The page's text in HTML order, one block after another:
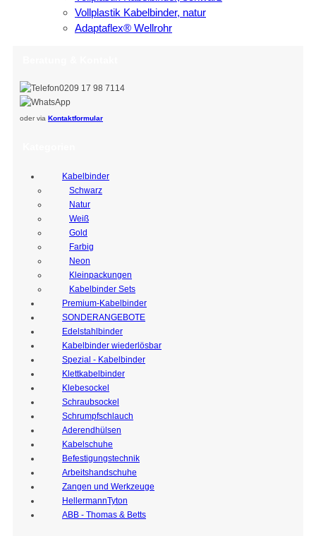
Vollplastik Kabelbinder, natur
Adaptaflex® Wellrohr
0209 17 98 7114
oder via Kontaktformular
Kabelbinder
Schwarz
Natur
Weiß
Gold
Farbig
Neon
Kleinpackungen
Kabelbinder Sets
Premium-Kabelbinder
SONDERANGEBOTE
Edelstahlbinder
Kabelbinder wiederlösbar
Spezial - Kabelbinder
Klettkabelbinder
Klebesockel
Schraubsockel
Schrumpfschlauch
Aderendhülsen
Kabelschuhe
Befestigungstechnik
Arbeitshandschuhe
Zangen und Werkzeuge
HellermannTyton
ABB - Thomas & Betts